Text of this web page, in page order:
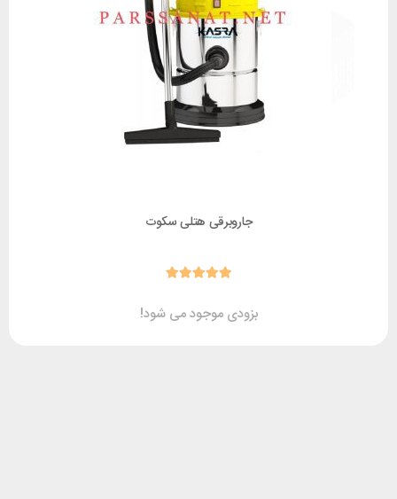
جاروبرقی هتلی سکوت
بزودی موجود می شود!